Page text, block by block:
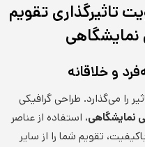
تاثیرگذاری تقویم
نمایشگاهی
را می‌گذارد. طراحی گرافیکی
نمایشگاهی، استفاده از عناصر
تقویم شما را از سایر